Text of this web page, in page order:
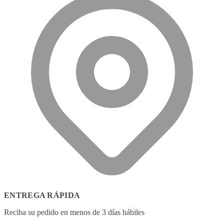
ENTREGA RÁPIDA
Reciba su pedido en menos de 3 días hábiles